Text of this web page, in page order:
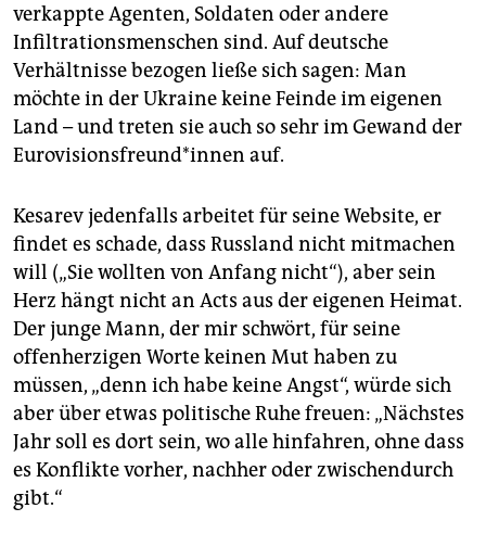
verkappte Agenten, Soldaten oder andere
Infiltrationsmenschen sind. Auf deutsche
Verhältnisse bezogen ließe sich sagen: Man
möchte in der Ukraine keine Feinde im eigenen
Land – und treten sie auch so sehr im Gewand der
Eurovisionsfreund*innen auf.
Kesarev jedenfalls arbeitet für seine Website, er
findet es schade, dass Russland nicht mitmachen
will („Sie wollten von Anfang nicht“), aber sein
Herz hängt nicht an Acts aus der eigenen Heimat.
Der junge Mann, der mir schwört, für seine
offenherzigen Worte keinen Mut haben zu
müssen, „denn ich habe keine Angst“, würde sich
aber über etwas politische Ruhe freuen: „Nächstes
Jahr soll es dort sein, wo alle hinfahren, ohne dass
es Konflikte vorher, nachher oder zwischendurch
gibt.“